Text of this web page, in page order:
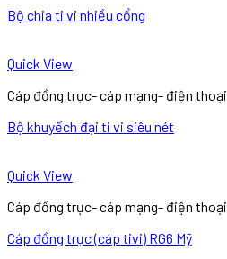
Bộ chia ti vi nhiều cổng
Quick View
Cáp đồng trục- cáp mạng- điện thoại
Bộ khuyếch đại ti vi siêu nét
Quick View
Cáp đồng trục- cáp mạng- điện thoại
Cáp đồng trục (cáp tivi) RG6 Mỹ